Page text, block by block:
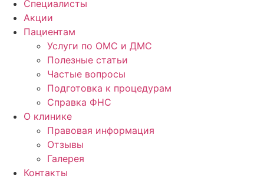
Специалисты
Акции
Пациентам
Услуги по ОМС и ДМС
Полезные статьи
Частые вопросы
Подготовка к процедурам
Справка ФНС
О клинике
Правовая информация
Отзывы
Галерея
Контакты